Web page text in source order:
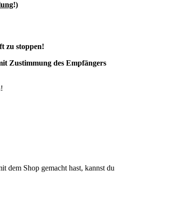
!)
zu stoppen!
Zustimmung des Empfängers
dem Shop gemacht hast, kannst du